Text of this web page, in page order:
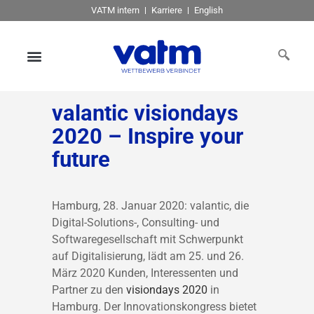
VATM intern Karriere English
valantic visiondays
2020 – Inspire your
future
Hamburg, 28. Januar 2020: valantic, die
Digital-Solutions-, Consulting- und
Softwaregesellschaft mit Schwerpunkt
auf Digitalisierung, lädt am 25. und 26.
März 2020 Kunden, Interessenten und
Partner zu den visiondays 2020 in
Hamburg. Der Innovationskongress bietet